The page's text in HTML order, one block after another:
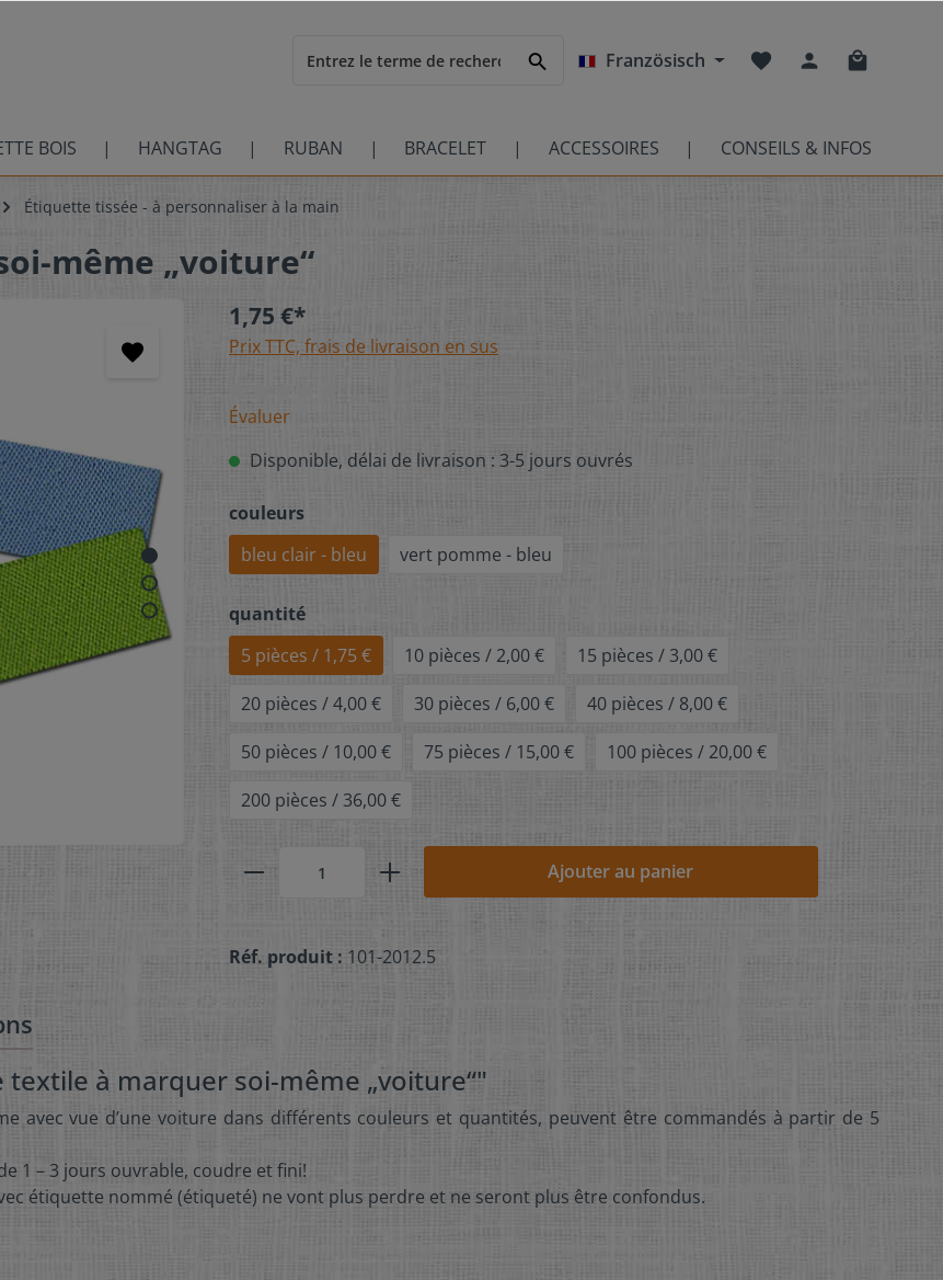
Französisch
BOIS HANGTAG RUBAN BRACELET ACCESSOIRES CONSEILS & INFOS
Étiquette tissée - à personnaliser à la main
même „voiture“
1,75 €*
Prix TTC, frais de livraison en sus
Évaluer
Disponible, délai de livraison : 3-5 jours ouvrés
couleurs
bleu clair - bleu
vert pomme - bleu
quantité
5 pièces / 1,75 €
10 pièces / 2,00 €
15 pièces / 3,00 €
20 pièces / 4,00 €
30 pièces / 6,00 €
40 pièces / 8,00 €
50 pièces / 10,00 €
75 pièces / 15,00 €
100 pièces / 20,00 €
200 pièces / 36,00 €
Ajouter au panier
Réf. produit : 101-2012.5
à marquer soi-même „voiture“"
avec vue d’une voiture dans différents couleurs et quantités, peuvent être commandés à partir de 5
1 – 3 jours ouvrable, coudre et fini!
étiquette nommé (étiqueté) ne vont plus perdre et ne seront plus être confondus.